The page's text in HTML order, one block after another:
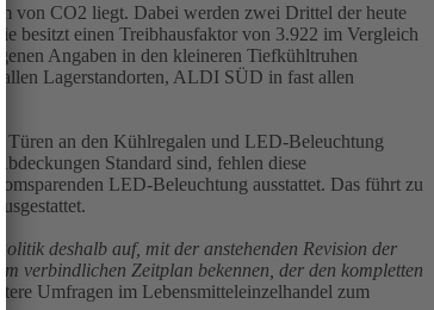
von CO2 liegt. Dabei werden zwei Drittel der heute
besitzt einen Treibhausfaktor von 3.922 im Vergleich
Angaben in den kleineren Tiefkühltruhen
Lagerstandorten, ALDI SÜD in fast allen
an den Kühlregalen und LED-Beleuchtung
Standard sind, fehlen diese
LED-Beleuchtung ausstattet. Das führt zu
deshalb auf, mit der anstehenden Revision der
verbindlichen Zeitplan bekennen, der den kompletten
Umfragen im Lebensmitteleinzelhandel zum